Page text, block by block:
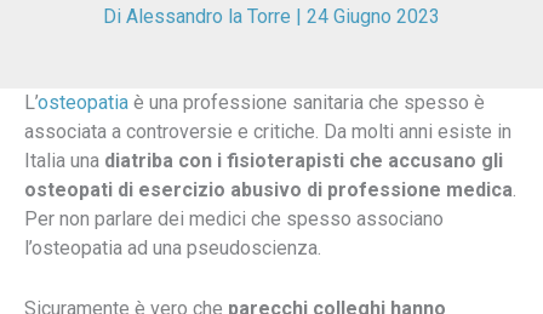
Di Alessandro la Torre | 24 Giugno 2023
L’osteopatia è una professione sanitaria che spesso è
associata a controversie e critiche. Da molti anni esiste in
Italia una diatriba con i fisioterapisti che accusano gli
osteopati di esercizio abusivo di professione medica.
Per non parlare dei medici che spesso associano
l’osteopatia ad una pseudoscienza.
Sicuramente è vero che parecchi colleghi hanno